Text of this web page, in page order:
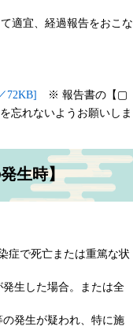
適宜、経過報告をおこな
72KB]
※ 報告書の【▢
忘れないようお願いしま
生時】
症で死亡または重篤な状
生した場合。または全
発生が疑われ、特に施